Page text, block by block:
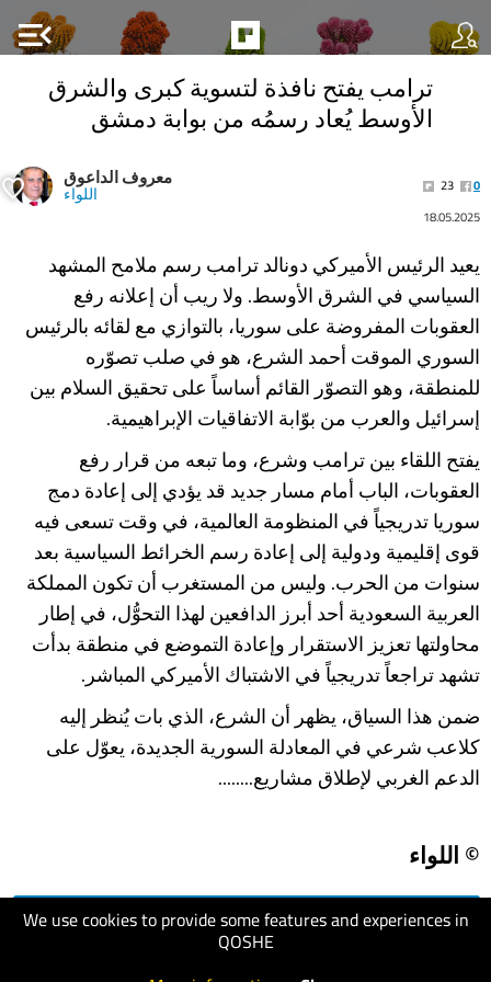
menu_open
We use cookies to provide some features and experiences in
QOSHE
ترامب يفتح نافذة لتسوية كبرى والشرق
الأوسط يُعاد رسمُه من بوابة دمشق
معروف الداعوق
اللواء 23
0
18.05.2025
يعيد الرئيس الأميركي دونالد ترامب رسم ملامح المشهد
السياسي في الشرق الأوسط. ولا ريب أن إعلانه رفع
العقوبات المفروضة على سوريا، بالتوازي مع لقائه بالرئيس
السوري الموقت أحمد الشرع، هو في صلب تصوّره
للمنطقة، وهو التصوّر القائم أساساً على تحقيق السلام بين
إسرائيل والعرب من بوّابة الاتفاقيات الإبراهيمية.
يفتح اللقاء بين ترامب وشرع، وما تبعه من قرار رفع
العقوبات، الباب أمام مسار جديد قد يؤدي إلى إعادة دمج
سوريا تدريجياً في المنظومة العالمية، في وقت تسعى فيه
قوى إقليمية ودولية إلى إعادة رسم الخرائط السياسية بعد
سنوات من الحرب. وليس من المستغرب أن تكون المملكة
العربية السعودية أحد أبرز الدافعين لهذا التحوُّل، في إطار
محاولتها تعزيز الاستقرار وإعادة التموضع في منطقة بدأت
تشهد تراجعاً تدريجياً في الاشتباك الأميركي المباشر.
ضمن هذا السياق، يظهر أن الشرع، الذي بات يُنظر إليه
كلاعب شرعي في المعادلة السورية الجديدة، يعوّل على
الدعم الغربي لإطلاق مشاريع........
© اللواء
visit website